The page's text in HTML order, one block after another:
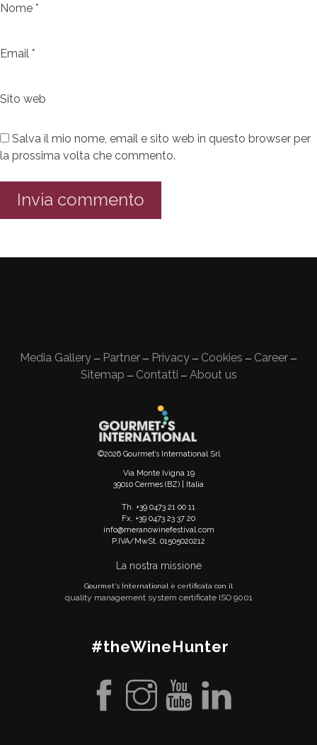
Nome *
Email *
Sito web
Salva il mio nome, email e sito web in questo browser per
la prossima volta che commento.
Media Gallery — Partner — Privacy — Cookies — Career —
Sitemap — Contatti — About us
©2026 Gourmet’s International Srl
Via Monte Ivigna 19
39010 Cermes (BZ) | Italia
Th. +39 0473 21 00 11
Fx. +39 0473 23 37 20
info@meranowinefestival.com
P.IVA/MwSt. 01505020212
La nostra missione
Gourmet's International è certificata con il
quality management system certificate ISO 9001
#theWineHunter